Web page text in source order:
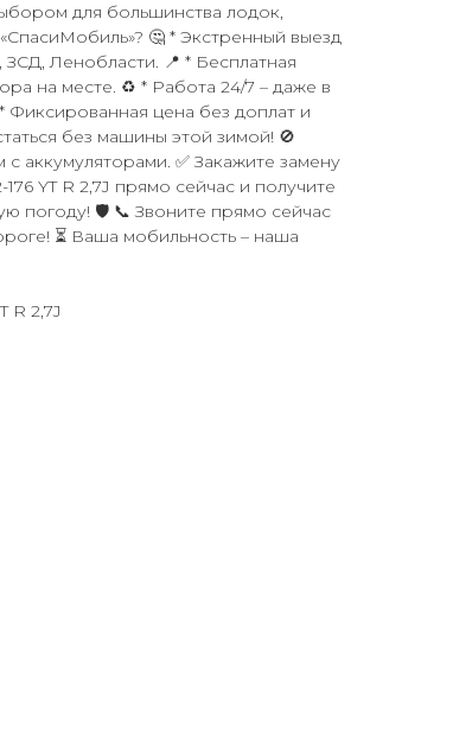
для большинства лодок,
🤔 * Экстренный выезд
Ленобласти. 📍 * Бесплатная
на месте. ♻️ * Работа 24/7 – даже в
Фиксированная цена без доплат и
без машины этой зимой! 🚫
аккумуляторами. ✅ Закажите замену
YT R 2,7J прямо сейчас и получите
погоду! 🛡️ 📞 Звоните прямо сейчас
⏳ Ваша мобильность – наша
R 2,7J